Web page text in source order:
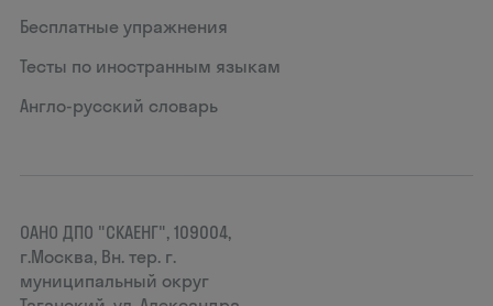
Бесплатные упражнения
Тесты по иностранным языкам
Англо-русский словарь
ОАНО ДПО "СКАЕНГ", 109004,
г.Москва, Вн. тер. г.
муниципальный округ